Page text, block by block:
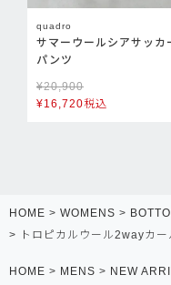
quadro
サマーウールシアサッカ
パンツ
¥20,900
¥16,720税込
HOME WOMENS
トロピカルウール2wayカー
HOME MENS
NEW